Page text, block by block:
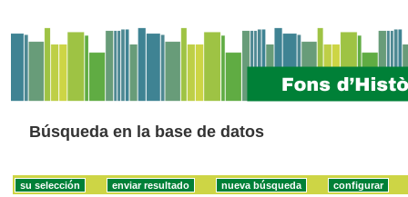
Búsqueda en la base de datos